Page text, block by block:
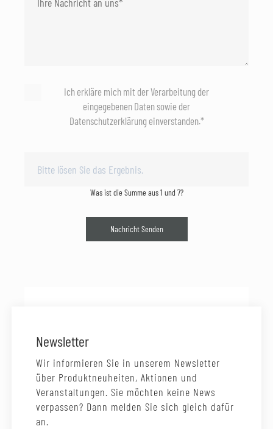
Ich erkläre mich mit der Verarbeitung der
eingegebenen Daten sowie der
Datenschutzerklärung einverstanden.*
Was ist die Summe aus 1 und 7?
Nachricht Senden
Newsletter
Wir informieren Sie in unserem Newsletter
über Produktneuheiten, Aktionen und
Veranstaltungen. Sie möchten keine News
verpassen? Dann melden Sie sich gleich dafür
an.